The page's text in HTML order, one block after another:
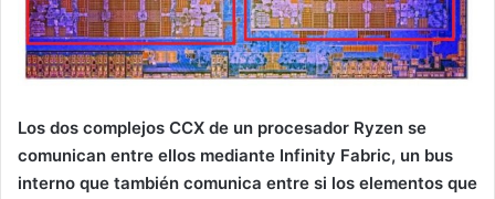
Los dos complejos CCX de un procesador Ryzen se
comunican entre ellos mediante Infinity Fabric, un bus
interno que también comunica entre si los elementos que